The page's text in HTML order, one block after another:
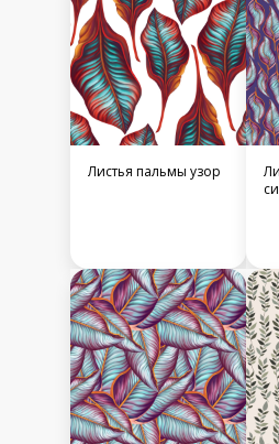
Листья пальмы узор